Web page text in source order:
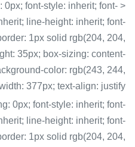
0px; font-style: inherit; font-
line-height: inherit; font-
1px solid rgb(204, 204,
35px; box-sizing: content-
color: rgb(243, 244,
377px; text-align: justify;">
0px; font-style: inherit; font-
line-height: inherit; font-
1px solid rgb(204, 204,